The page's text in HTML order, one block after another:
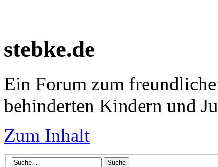
stebke.de
Ein Forum zum
behinderten Kindern und
Zum Inhalt